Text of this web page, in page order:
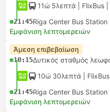
11ώ 5λεπτά | FlixBus
21:45Riga Center Bus Station
Εμφάνιση λεπτομερειών
Άμεση επιβεβαίωση
10:15
10ώ 30λεπτά | FlixBus
21:45Riga Center Bus Station
Εμφάνιση λεπτομερειών